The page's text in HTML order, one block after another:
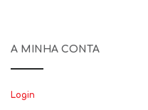
A MINHA CONTA
Login